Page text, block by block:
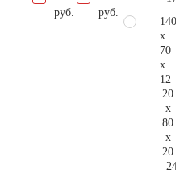
руб.
руб.
140
x
70
x
12
20
x
80
x
20